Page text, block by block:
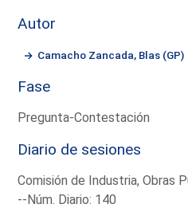
Autor
Camacho Zancada, Blas (GP)
Fase
Pregunta-Contestación
Diario de sesiones
Comisión de Industria, Obras
--Núm. Diario: 140